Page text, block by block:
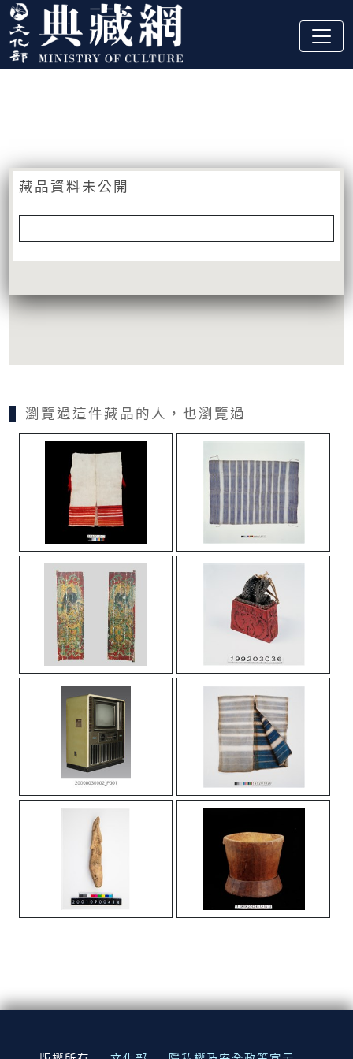
跳到主要內容
:::
藏品資料未公開
瀏覽過這件藏品的人，也瀏覽過